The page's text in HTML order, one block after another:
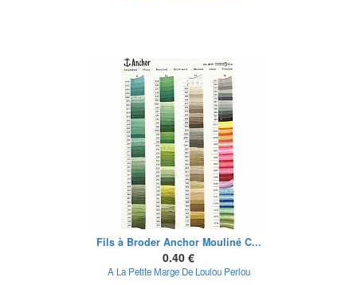
Fils à Broder Anchor Mouliné C...
0.40 €
A La Petite Marge De Loulou Perlou